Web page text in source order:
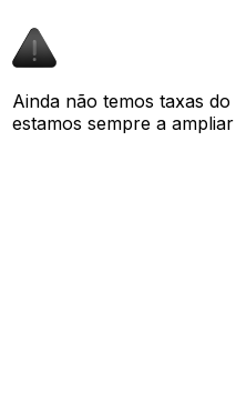
Ainda não temos taxas
estamos sempre a